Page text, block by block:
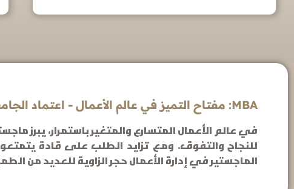
MBA: مفتاح التميز في عالم الأعمال - اعتماد الجامعة الأمريكية للتعليم العالي بواشنطن
للنجاح والتفوق. ومع تزايد الطلب على قادة
الماجستير في إدارة الأعمال حجر الزاوية للعديد من